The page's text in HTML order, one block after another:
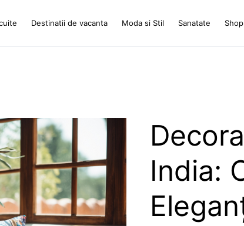
Destinatii de vacanta Moda si Stil Sanatate
India: